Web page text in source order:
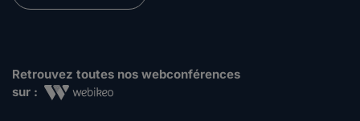
Retrouvez toutes nos webconférences
sur :